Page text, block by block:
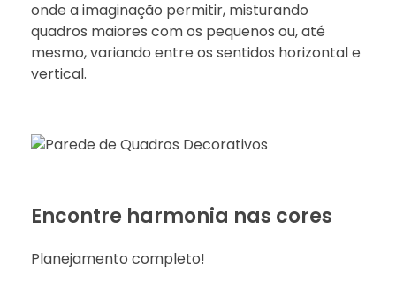
onde a imaginação permitir, misturando
quadros maiores com os pequenos ou, até
mesmo, variando entre os sentidos horizontal e
vertical.
Encontre harmonia nas cores
Planejamento completo!